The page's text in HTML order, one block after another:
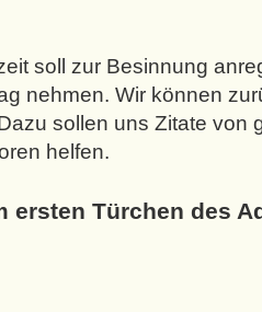
soll zur Besinnung
nehmen. Wir können
sollen uns Zitate von
helfen.
ersten Türchen des